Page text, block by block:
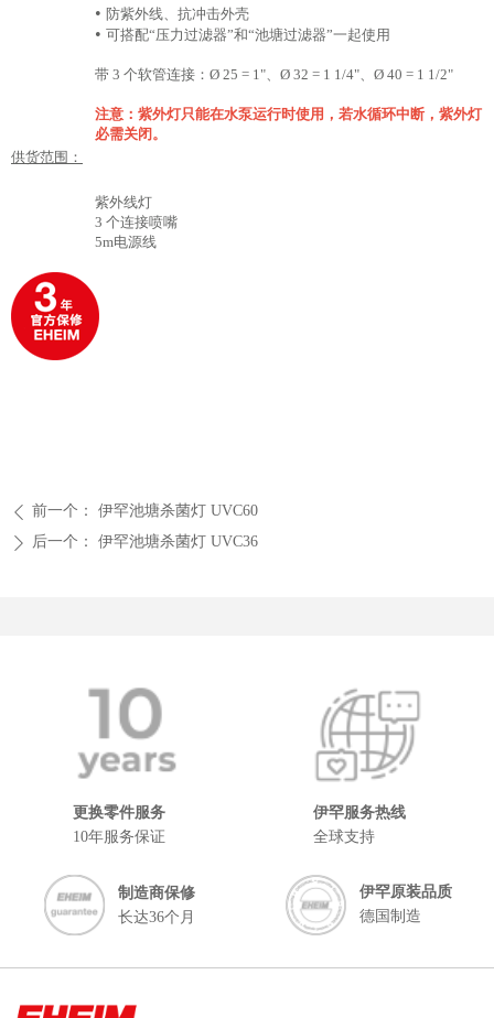
• 防紫外线、抗冲击外壳
• 可搭配“压力过滤器”和“池塘过滤器”一起使用
带 3 个软管连接：Ø 25 = 1"、Ø 32 = 1 1/4"、Ø 40 = 1 1/2"
注意：紫外灯只能在水泵运行时使用，若水循环中断，紫外灯
必需关闭。
供货范围：
紫外线灯
3 个连接喷嘴
5m电源线
ꄴ 前一个： 伊罕池塘杀菌灯 UVC60
ꄲ 后一个： 伊罕池塘杀菌灯 UVC36
更换零件服务
10年服务保证
伊罕服务热线
全球支持
制造商保修
长达36个月
伊罕原装品质
德国制造